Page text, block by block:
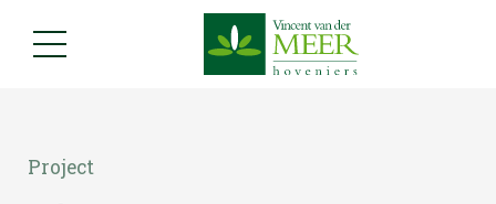
Project